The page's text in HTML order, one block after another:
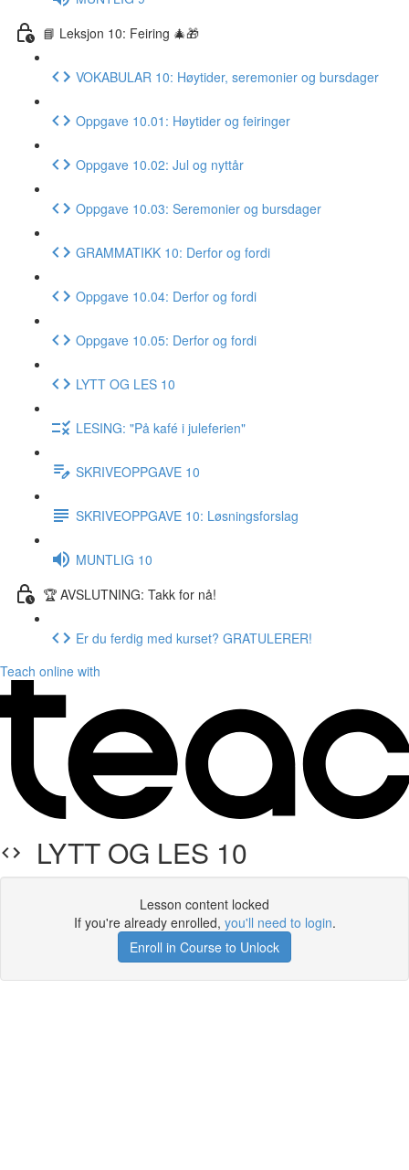
📘 Leksjon 10: Feiring 🎄🎁
VOKABULAR 10: Høytider, seremonier og bursdager
Oppgave 10.01: Høytider og feiringer
Oppgave 10.02: Jul og nyttår
Oppgave 10.03: Seremonier og bursdager
GRAMMATIKK 10: Derfor og fordi
Oppgave 10.04: Derfor og fordi
Oppgave 10.05: Derfor og fordi
LYTT OG LES 10
LESING: "På kafé i juleferien"
SKRIVEOPPGAVE 10
SKRIVEOPPGAVE 10: Løsningsforslag
MUNTLIG 10
🏆 AVSLUTNING: Takk for nå!
Er du ferdig med kurset? GRATULERER!
Teach online with
LYTT OG LES 10
Lesson content locked
If you're already enrolled, you'll need to login.
Enroll in Course to Unlock